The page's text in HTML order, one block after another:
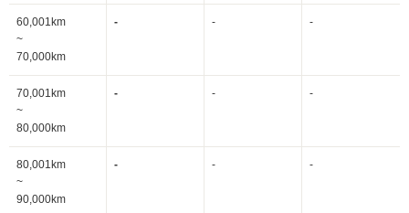
60,001km
~
70,000km
- - -
70,001km
~
80,000km
- - -
80,001km
~
90,000km
- - -